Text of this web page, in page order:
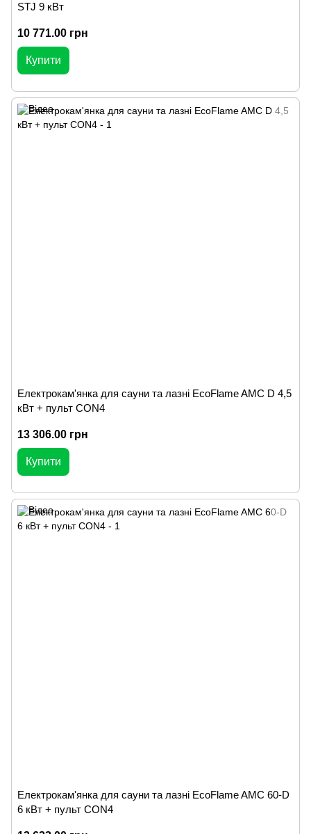
STJ 9 кВт
10 771.00 грн
Купити
Електрокам'янка для сауни та лазні EcoFlame AMC D 4,5
кВт + пульт CON4
13 306.00 грн
Купити
Електрокам'янка для сауни та лазні EcoFlame AMC 60-D
6 кВт + пульт CON4